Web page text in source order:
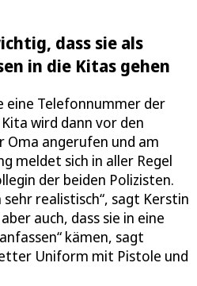
dass sie als
in die Kitas gehen
eine Telefonnummer der
wird dann vor den
Oma angerufen und am
meldet sich in aller Regel
der beiden Polizisten.
sehr realistisch“, sagt Kerstin
auch, dass sie in eine
kämen, sagt
Uniform mit Pistole und